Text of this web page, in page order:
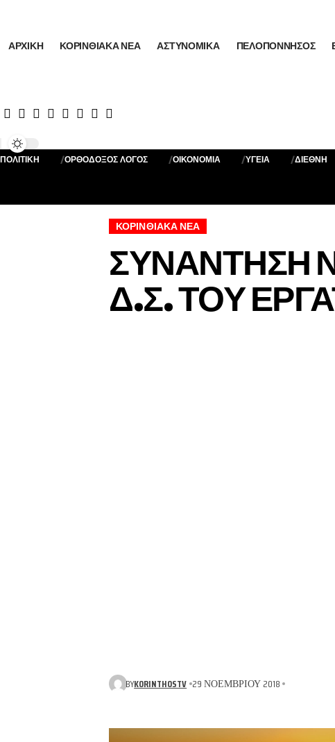
ΑΡΧΙΚΉ ΚΟΡΙΝΘΙΑΚΆ ΝΈΑ ΑΣΤΥΝΟΜΙΚΆ ΠΕΛΟΠΌΝΝΗΣΟΣ
ΠΟΛΙΤΙΚΗ ΟΡΘΟΔΟΞΟΣ ΛΟΓΟΣ ΟΙΚΟΝΟΜΙΑ ΥΓΕΙΑ ΔΙΕΘΝΗ
ΚΟΡΙΝΘΙΑΚΆ ΝΈΑ
ΣΥΝΑΝΤΗΣΗ
Δ.Σ. ΤΟΥ
BYKORINTHOSTV 29 ΝΟΕΜΒΡΊΟΥ 2018